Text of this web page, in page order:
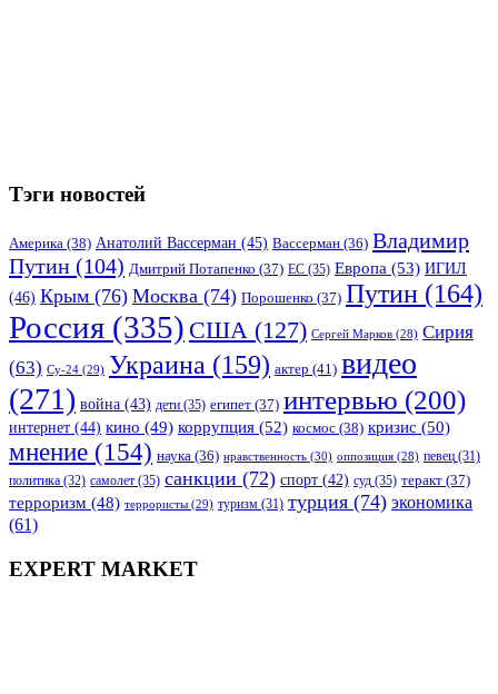
Тэги новостей
Америка (38) Анатолий Вассерман (45) Вассерман (36) Владимир
Путин (104) Дмитрий Потапенко (37) ЕС (35) Европа (53) ИГИЛ
(46) Крым (76) Москва (74) Порошенко (37) Путин (164)
Россия (335) США (127) Сергей Марков (28) Сирия
(63) Су-24 (29) Украина (159) актер (41) видео
(271) война (43) дети (35) египет (37) интервью (200)
интернет (44) кино (49) коррупция (52) космос (38) кризис (50)
мнение (154) наука (36) нравственность (30) оппозиция (28) певец (31)
политика (32) самолет (35) санкции (72) спорт (42) суд (35) теракт (37)
терроризм (48) террористы (29) туризм (31) турция (74) экономика
(61)
EXPERT MARKET